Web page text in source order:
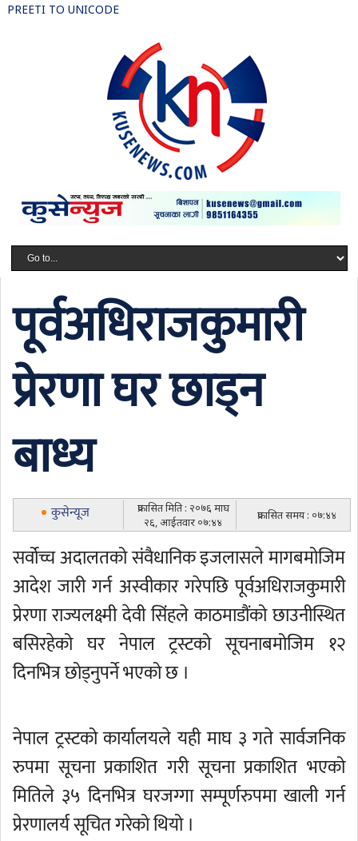
PREETI TO UNICODE
पूर्वअधिराजकुमारी
प्रेरणा घर छाड्न
बाध्य
कुसेन्यूज
प्रकासित मिति : २०७६ माघ
२६, आईतवार ०७:४४
प्रकासित समय : ०७:४४
सर्वोच्च अदालतको संवैधानिक इजलासले मागबमोजिम
आदेश जारी गर्न अस्वीकार गरेपछि पूर्वअधिराजकुमारी
प्रेरणा राज्यलक्ष्मी देवी सिंहले काठमाडौंको छाउनीस्थित
बसिरहेको घर नेपाल ट्रस्टको सूचनाबमोजिम १२
दिनभित्र छोड्नुपर्ने भएको छ ।
नेपाल ट्रस्टको कार्यालयले यही माघ ३ गते सार्वजनिक
रुपमा सूचना प्रकाशित गरी सूचना प्रकाशित भएको
मितिले ३५ दिनभित्र घरजग्गा सम्पूर्णरुपमा खाली गर्न
प्रेरणालर्य सूचित गरेको थियो ।